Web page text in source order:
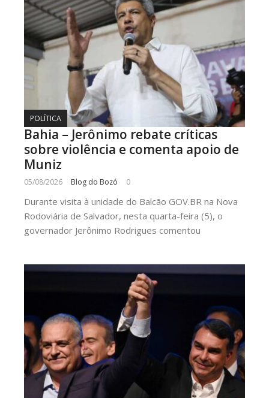
POLÍTICA
Bahia – Jerônimo rebate críticas
sobre violência e comenta apoio de
Muniz
05/08/2026 Blog do Bozó 0
Durante visita à unidade do Balcão GOV.BR na Nova
Rodoviária de Salvador, nesta quarta-feira (5), o
governador Jerônimo Rodrigues comentou